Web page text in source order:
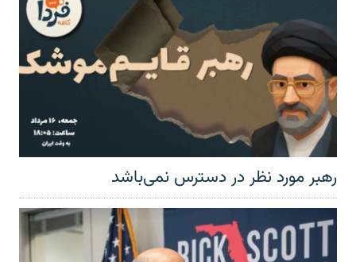
رهبر مورد نظر در دسترس نمی‌باشد